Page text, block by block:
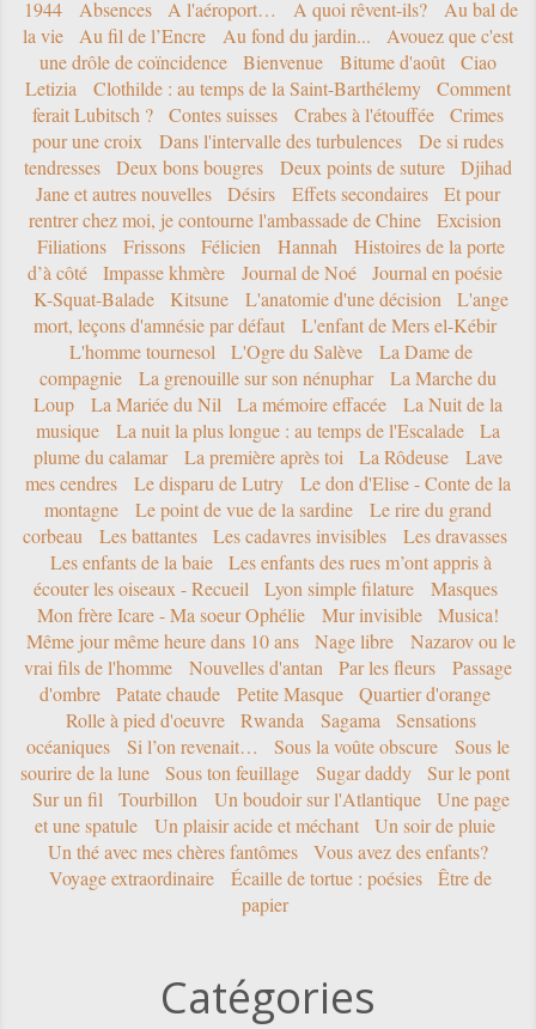
1944 Absences A l'aéroport… A quoi rêvent-ils?
Au bal de
la vie
Au fil de l’Encre Au fond du jardin...
Avouez que c'est
une drôle de coïncidence
Bienvenue Bitume d'août
Ciao
Letizia
Clothilde : au temps de la Saint-Barthélemy
Comment
ferait Lubitsch ?
Contes suisses Crabes à l'étouffée
Crimes
pour une croix
Dans l'intervalle des turbulences
De si rudes
tendresses
Deux bons bougres Deux points de suture
Djihad
Jane et autres nouvelles
Désirs Effets secondaires
Et pour
rentrer chez moi, je contourne l'ambassade de Chine
Excision
Filiations
Frissons Félicien Hannah
Histoires de la porte
d’à côté
Impasse khmère Journal de Noé
Journal en poésie
K-Squat-Balade
Kitsune L'anatomie d'une décision
L'ange
mort, leçons d'amnésie par défaut
L'enfant de Mers el-Kébir
L'homme tournesol
L'Ogre du Salève
La Dame de
compagnie
La grenouille sur son nénuphar
La Marche du
Loup
La Mariée du Nil La mémoire effacée
La Nuit de la
musique
La nuit la plus longue : au temps de l'Escalade
La
plume du calamar
La première après toi La Rôdeuse
Lave
mes cendres
Le disparu de Lutry
Le don d'Elise - Conte de la
montagne
Le point de vue de la sardine
Le rire du grand
corbeau
Les battantes Les cadavres invisibles
Les dravasses
Les enfants de la baie
Les enfants des rues m’ont appris à
écouter les oiseaux - Recueil
Lyon simple filature
Masques
Mon frère Icare - Ma soeur Ophélie
Mur invisible
Musica!
Même jour même heure dans 10 ans
Nage libre
Nazarov ou le
vrai fils de l'homme
Nouvelles d'antan Par les fleurs
Passage
d'ombre
Patate chaude Petite Masque
Quartier d'orange
Rolle à pied d'oeuvre
Rwanda Sagama
Sensations
océaniques
Si l’on revenait… Sous la voûte obscure
Sous le
sourire de la lune
Sous ton feuillage Sugar daddy
Sur le pont
Sur un fil
Tourbillon Un boudoir sur l'Atlantique
Une page
et une spatule
Un plaisir acide et méchant
Un soir de pluie
Un thé avec mes chères fantômes
Vous avez des enfants?
Voyage extraordinaire
Écaille de tortue : poésies
Être de
papier
Catégories